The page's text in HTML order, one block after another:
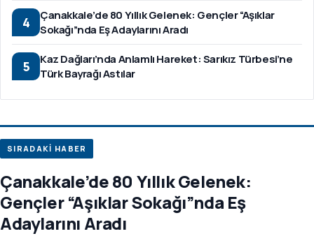
4
Çanakkale’de 80 Yıllık Gelenek: Gençler “Aşıklar
Sokağı”nda Eş Adaylarını Aradı
5
Kaz Dağları’nda Anlamlı Hareket: Sarıkız Türbesi’ne
Türk Bayrağı Astılar
SIRADAKİ HABER
Çanakkale’de 80 Yıllık Gelenek:
Gençler “Aşıklar Sokağı”nda Eş
Adaylarını Aradı